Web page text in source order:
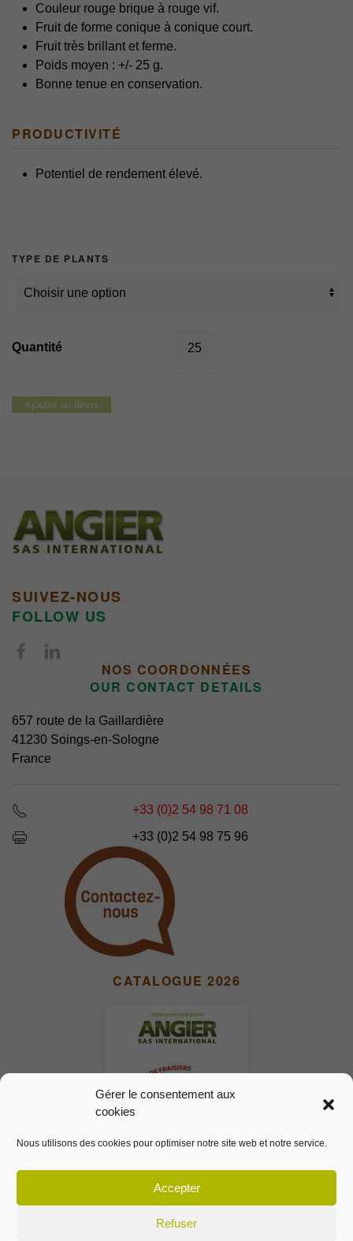
Gérer le consentement aux
cookies
Nous utilisons des cookies pour optimiser notre site web et notre service.
Accepter
Refuser
Couleur rouge brique à rouge vif.
Fruit de forme conique à conique court.
Fruit très brillant et ferme.
Poids moyen : +/- 25 g.
Bonne tenue en conservation.
PRODUCTIVITÉ
Potentiel de rendement élevé.
TYPE DE PLANTS
Ajouter au devis
SUIVEZ-NOUS
FOLLOW US
NOS COORDONNÉES
OUR CONTACT DETAILS
657 route de la Gaillardière
41230 Soings-en-Sologne
France
+33 (0)2 54 98 71 08
+33 (0)2 54 98 75 96
CATALOGUE 2026